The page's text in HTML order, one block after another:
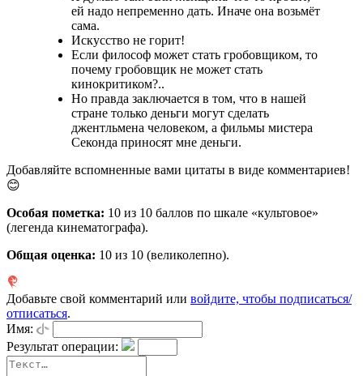
ей надо непременно дать. Иначе она возьмёт
сама.
Искусство не горит!
Если философ может стать гробовщиком, то
почему гробовщик не может стать
кинокритиком?..
Но правда заключается в том, что в нашей
стране только деньги могут сделать
джентльмена человеком, а фильмы мистера
Секонда приносят мне деньги.
Добавляйте вспомненные вами цитаты в виде комментариев!
😊
Особая пометка: 10 из 10 баллов по шкале «культовое»
(легенда кинематографа).
Общая оценка: 10 из 10 (великолепно).
Добавьте свой комментарий или войдите, чтобы подписаться/
отписаться.
Имя:
Результат операции: